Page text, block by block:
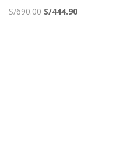
S/690.00 El
S/444.90El